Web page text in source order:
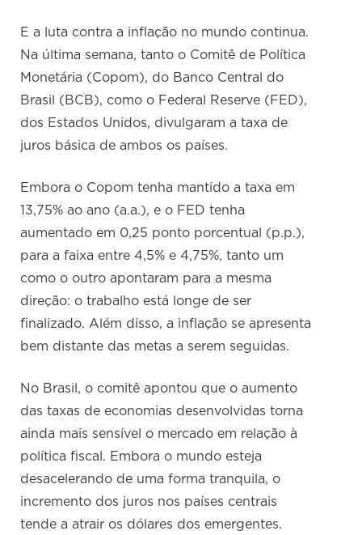
E a luta contra a inflação no mundo continua.
Na última semana, tanto o Comitê de Política
Monetária (Copom), do Banco Central do
Brasil (BCB), como o Federal Reserve (FED),
dos Estados Unidos, divulgaram a taxa de
juros básica de ambos os países.
Embora o Copom tenha mantido a taxa em
13,75% ao ano (a.a.), e o FED tenha
aumentado em 0,25 ponto porcentual (p.p.),
para a faixa entre 4,5% e 4,75%, tanto um
como o outro apontaram para a mesma
direção: o trabalho está longe de ser
finalizado. Além disso, a inflação se apresenta
bem distante das metas a serem seguidas.
No Brasil, o comitê apontou que o aumento
das taxas de economias desenvolvidas torna
ainda mais sensível o mercado em relação à
política fiscal. Embora o mundo esteja
desacelerando de uma forma tranquila, o
incremento dos juros nos países centrais
tende a atrair os dólares dos emergentes.